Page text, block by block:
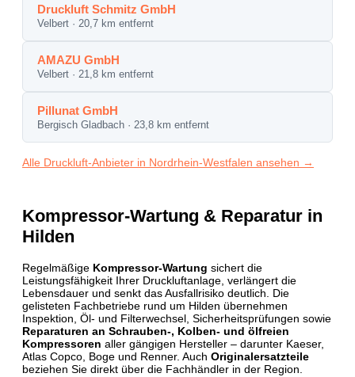
Druckluft Schmitz GmbH
Velbert · 20,7 km entfernt
AMAZU GmbH
Velbert · 21,8 km entfernt
Pillunat GmbH
Bergisch Gladbach · 23,8 km entfernt
Alle Druckluft-Anbieter in Nordrhein-Westfalen ansehen →
Kompressor-Wartung & Reparatur in
Hilden
Regelmäßige Kompressor-Wartung sichert die
Leistungsfähigkeit Ihrer Druckluftanlage, verlängert die
Lebensdauer und senkt das Ausfallrisiko deutlich. Die
gelisteten Fachbetriebe rund um Hilden übernehmen
Inspektion, Öl- und Filterwechsel, Sicherheits­prüfungen sowie
Reparaturen an Schrauben-, Kolben- und ölfreien
Kompressoren aller gängigen Hersteller – darunter Kaeser,
Atlas Copco, Boge und Renner. Auch Originalersatzteile
beziehen Sie direkt über die Fachhändler in der Region.